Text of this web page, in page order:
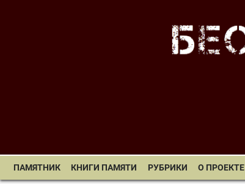
ПАМЯТНИК КНИГИ ПАМЯТИ РУБРИКИ О ПРОЕКТЕ